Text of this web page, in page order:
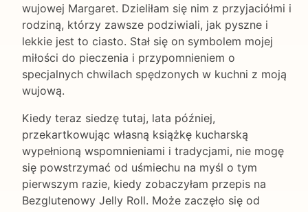
wujowej Margaret. Dzieliłam się nim z przyjaciółmi i
rodziną, którzy zawsze podziwiali, jak pyszne i
lekkie jest to ciasto. Stał się on symbolem mojej
miłości do pieczenia i przypomnieniem o
specjalnych chwilach spędzonych w kuchni z moją
wujową.
Kiedy teraz siedzę tutaj, lata później,
przekartkowując własną książkę kucharską
wypełnioną wspomnieniami i tradycjami, nie mogę
się powstrzymać od uśmiechu na myśl o tym
pierwszym razie, kiedy zobaczyłam przepis na
Bezglutenowy Jelly Roll. Może zaczęło się od